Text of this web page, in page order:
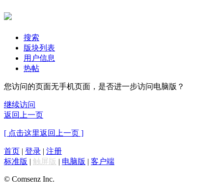
搜索
版块列表
用户信息
热帖
您访问的页面无手机页面，是否进一步访问电脑版？
继续访问
返回上一页
[ 点击这里返回上一页 ]
首页 | 登录 | 注册
标准版 | 触屏版 | 电脑版 | 客户端
© Comsenz Inc.